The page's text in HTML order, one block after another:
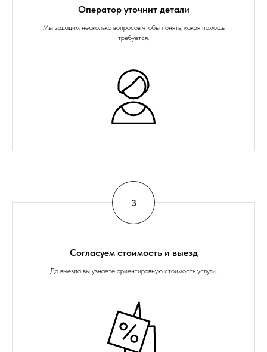
Оператор уточнит детали
Мы зададим несколько вопросов чтобы понять, какая помощь
требуется.
Согласуем стоимость и выезд
До выезда вы узнаете ориентировную стоимость услуги.